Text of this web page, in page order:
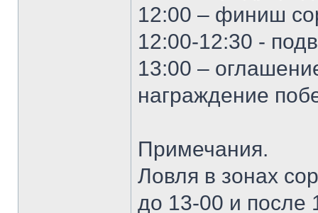
12:00 – финиш
12:00-12:30 -
13:00 –
награждение
Примечания.
Ловля в зонах
до 13-00 и после